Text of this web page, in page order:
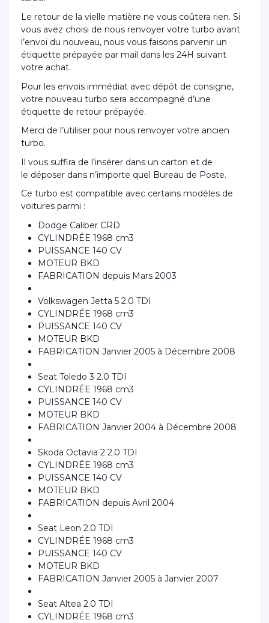
Le retour de la vielle matière ne vous coûtera rien. Si
vous avez choisi de nous renvoyer votre turbo avant
l’envoi du nouveau, nous vous faisons parvenir un
étiquette prépayée par mail dans les 24H suivant
votre achat.
Pour les envois immédiat avec dépôt de consigne,
votre nouveau turbo sera accompagné d’une
étiquette de retour prépayée.
Merci de l’utiliser pour nous renvoyer votre ancien
turbo.
Il vous suffira de l’insérer dans un carton et de
le déposer dans n’importe quel Bureau de Poste.
Ce turbo est compatible avec certains modèles de
voitures parmi :
Dodge Caliber CRD
CYLINDRÉE 1968 cm3
PUISSANCE 140 CV
MOTEUR BKD
FABRICATION depuis Mars 2003
Volkswagen Jetta 5 2.0 TDI
CYLINDRÉE 1968 cm3
PUISSANCE 140 CV
MOTEUR BKD
FABRICATION Janvier 2005 à Décembre 2008
Seat Toledo 3 2.0 TDI
CYLINDRÉE 1968 cm3
PUISSANCE 140 CV
MOTEUR BKD
FABRICATION Janvier 2004 à Décembre 2008
Skoda Octavia 2 2.0 TDI
CYLINDRÉE 1968 cm3
PUISSANCE 140 CV
MOTEUR BKD
FABRICATION depuis Avril 2004
Seat Leon 2.0 TDI
CYLINDRÉE 1968 cm3
PUISSANCE 140 CV
MOTEUR BKD
FABRICATION Janvier 2005 à Janvier 2007
Seat Altea 2.0 TDI
CYLINDRÉE 1968 cm3